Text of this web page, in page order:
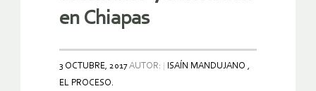
en Chiapas
3 OCTUBRE, 2017AUTOR:
ISAÍN MANDUJANO ,
EL PROCESO.